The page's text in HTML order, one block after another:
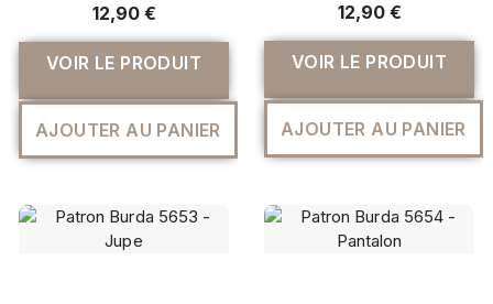
12,90 €
VOIR LE PRODUIT
AJOUTER AU PANIER
12,90 €
VOIR LE PRODUIT
AJOUTER AU PANIER